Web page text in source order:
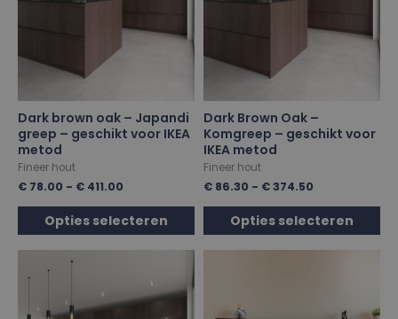
Dark brown oak – Japandi
greep – geschikt voor IKEA
metod
Fineer hout
€ 78.00 - € 411.00
Opties selecteren
Dark Brown Oak –
Komgreep – geschikt voor
IKEA metod
Fineer hout
€ 86.30 - €374.50
Opties selecteren